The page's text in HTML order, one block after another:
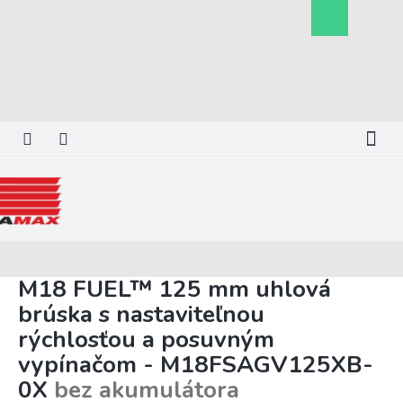
košík
M18 FUEL™ 125 mm uhlová
brúska s nastaviteľnou
rýchlosťou a posuvným
vypínačom - M18FSAGV125XB-
0X bez akumulátora